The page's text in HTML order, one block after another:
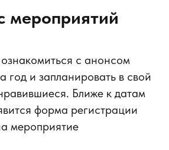
мероприятий
с анонсом
год и запланировать в свой
Ближе к датам
форма регистрации
мероприятие